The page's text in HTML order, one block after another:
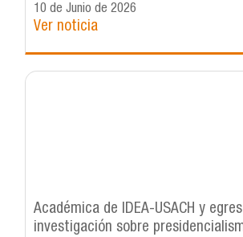
investigadoras, artistas y gestores
diálogo interdisciplinario
10 de Junio de 2026
Ver noticia
Académica de IDEA-USACH y
investigación sobre